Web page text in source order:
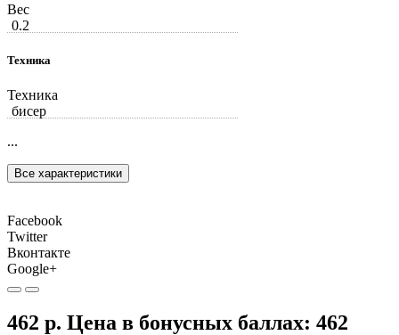
Вес
0.2
Техника
Техника
бисер
...
Все характеристики
Facebook
Twitter
Вконтакте
Google+
462 р. Цена в бонусных баллах: 462